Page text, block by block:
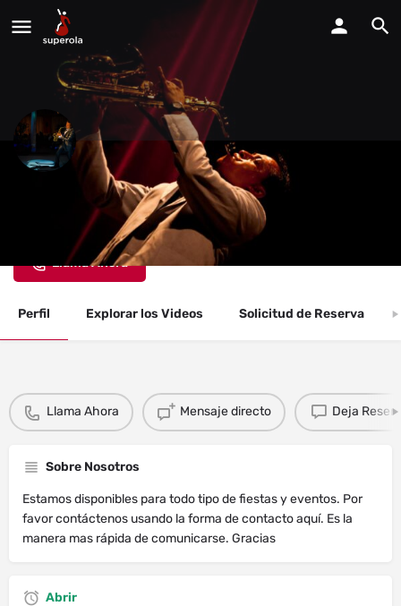
Toño Carden Saxofonista
Estamos disponibles para todo tipo de fiestas y eventos.
Llama Ahora
Perfil Explorar los Videos Solicitud de Reserva
Llama Ahora Mensaje directo Deja
Sobre Nosotros
Estamos disponibles para todo tipo de fiestas y eventos. Por
favor contáctenos usando la forma de contacto aquí. Es la
manera mas rápida de comunicarse. Gracias
Abrir